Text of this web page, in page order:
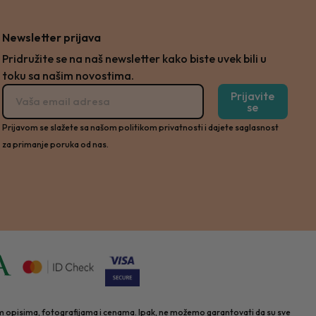
Newsletter prijava
Pridružite se na naš newsletter kako biste uvek bili u
toku sa našim novostima.
Prijavite
se
Prijavom se slažete sa našom politikom privatnosti i dajete saglasnost
za primanje poruka od nas.
opisima, fotografijama i cenama. Ipak, ne možemo garantovati da su sve